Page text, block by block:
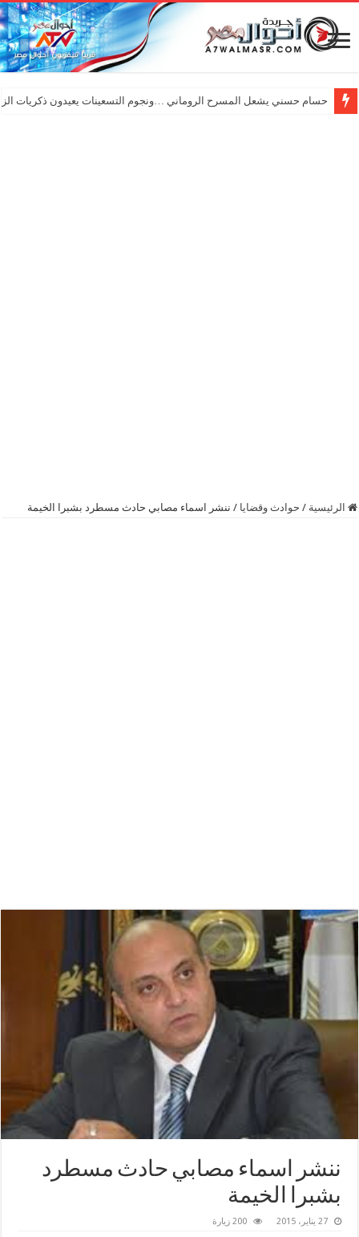
حسام حسني يشعل المسرح الروماني …ونجوم التسعينات يعيدون ذكريات
الرئيسية / حوادث وقضايا / ننشر اسماء مصابي حادث مسطرد بشبرا الخيمة
ننشر اسماء مصابي حادث مسطرد
بشبرا الخيمة
27 يناير، 2015 200 زيارة